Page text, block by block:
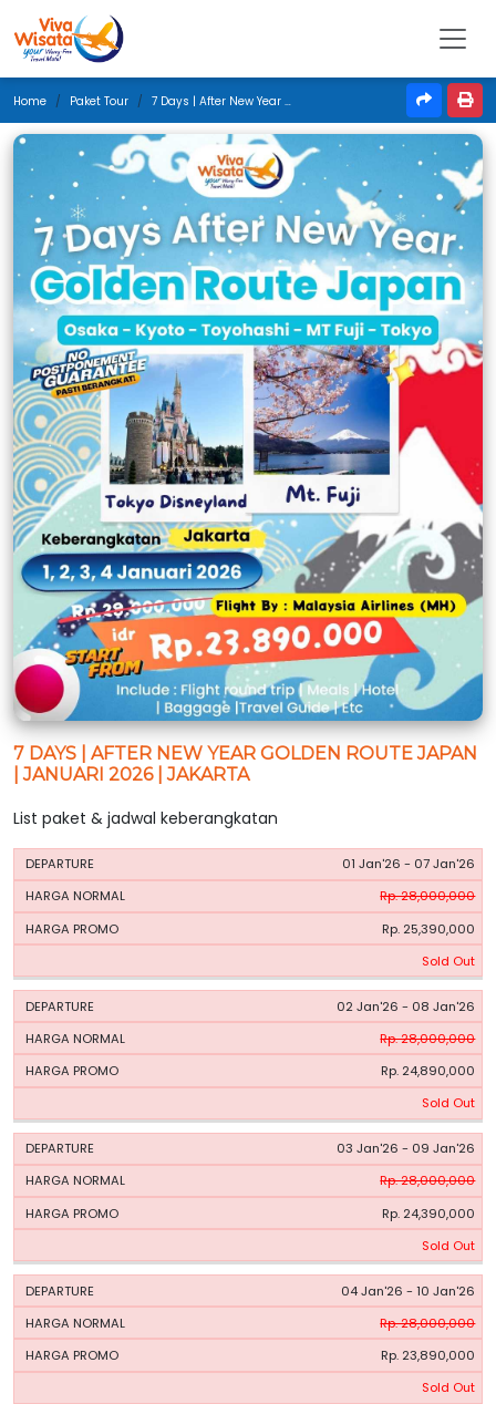
Home Paket Tour 7 Days | After New Year Golden Route Japan | Januari 2026 | Jakarta
7 DAYS | AFTER NEW YEAR GOLDEN ROUTE JAPAN
| JANUARI 2026 | JAKARTA
List paket & jadwal keberangkatan
PERIODE
HARGA
01 Jan'26 - 07 Jan'26
Rp. 28,000,000
Rp. 25,390,000
Sold Out
02 Jan'26 - 08 Jan'26
Rp. 28,000,000
Rp. 24,890,000
Sold Out
03 Jan'26 - 09 Jan'26
Rp. 28,000,000
Rp. 24,390,000
Sold Out
04 Jan'26 - 10 Jan'26
Rp. 28,000,000
Rp. 23,890,000
Sold Out